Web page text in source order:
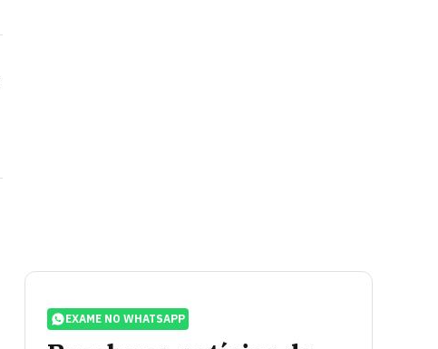
EXAME NO WHATSAPP